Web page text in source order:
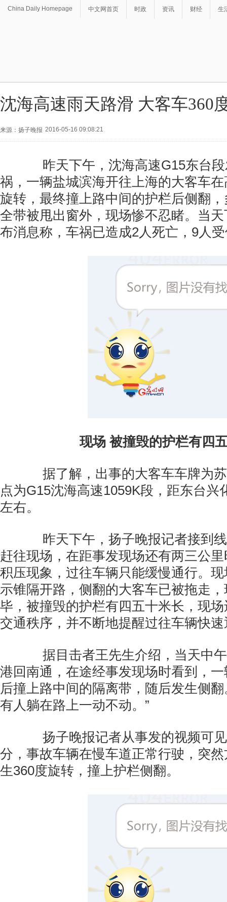
China Daily Homepage 中文网首页 时政 资讯 财经 生
沈海高速雨天路滑 大客车360
来源：扬子晚报 2016-05-16 09:08:21
昨天下午，沈海高速G15东台段
祸，一辆盐城滨海开往上海的大客车
旋转，最终撞上路中间的护栏后侧翻
全带被甩出窗外，现场惨不忍睹。当
布消息称，车祸已造成2人死亡，9人
现场 被撞毁的护栏有四
据了解，出事的大客车车牌为苏
点为G15沈海高速1059K段，距东台兴
左右。
昨天下午，扬子晚报记者接到线
赶往现场，在距事发现场还有两三公
积压现象，过往车辆只能缓慢通行。
示锥隔开路，侧翻的大客车已被拖走
毕，被撞毁的护栏有四五十米长，现
交通秩序，并不断地提醒过往车辆快
据目击者王先生介绍，当天中午
港回南通，在途经事发现场时看到，
后撞上路中间的隔离带，随后发生侧
有人躺在路上一动不动。”
扬子晚报记者从事发的视频可见
分，事故车辆在慢车道正常行驶，突
生360度旋转，撞上护栏侧翻。